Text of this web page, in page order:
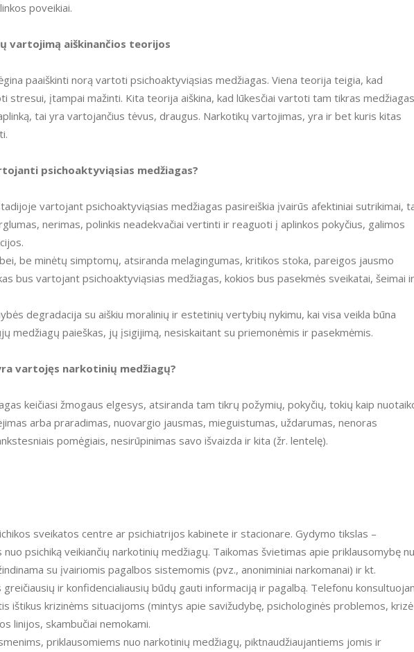
poveikiai.
vartojimą aiškinančios teorijos
stresui, įtampai mažinti. Kita teorija aiškina, kad lūkesčiai vartoti tam tikras medžiagas
tai yra vartojančius tėvus, draugus. Narkotikų vartojimas, yra ir bet kuris kitas
psichoaktyviąsias medžiagas?
nerimas, polinkis neadekvačiai vertinti ir reaguoti į aplinkos pokyčius, galimos
bus vartojant psichoaktyviąsias medžiagas, kokios bus pasekmės sveikatai, šeimai ir
medžiagų paieškas, jų įsigijimą, nesiskaitant su priemonėmis ir pasekmėmis.
vartojęs narkotinių medžiagų?
arba praradimas, nuovargio jausmas, mieguistumas, uždarumas, nenoras
pomėgiais, nesirūpinimas savo išvaizda ir kita (žr. lentelę).
sveikatos centre ar psichiatrijos kabinete ir stacionare. Gydymo tikslas –
psichiką veikiančių narkotinių medžiagų. Taikomas švietimas apie priklausomybę
su įvairiomis pagalbos sistemomis (pvz., anoniminiai narkomanai) ir kt.
greičiausių ir konfidencialiausių būdų gauti informaciją ir pagalbą. Telefonu
ištikus krizinėms situacijoms (mintys apie savižudybę, psichologinės problemos, krizė
linijos, skambučiai nemokami.
priklausomiems nuo narkotinių medžiagų, pikt­naudžiaujantiems jomis ir